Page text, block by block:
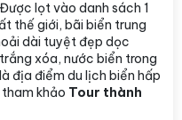
lọt vào danh sách 1
thế giới, bãi biển trung
dài tuyệt đẹp dọc
xóa, nước biển trong
địa điểm du lịch biển hấp
khảo Tour thành